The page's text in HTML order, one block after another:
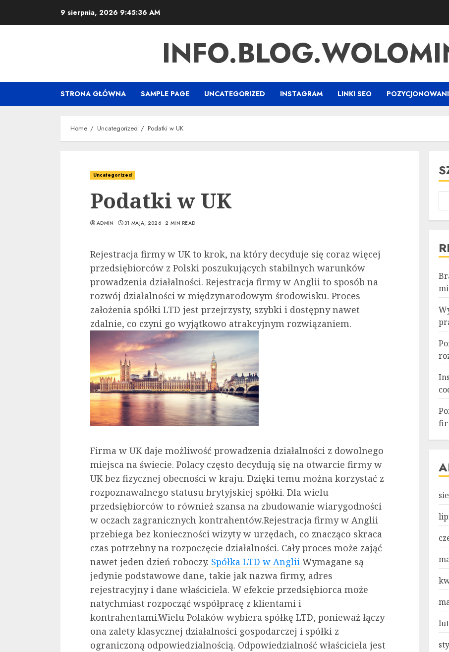
9 sierpnia, 2026 9:45:36 AM
STRONA GŁÓWNA SAMPLE PAGE UNCATEGORIZED INSTAGRAM LINKI SEO
Home Uncategorized Podatki w UK
Uncategorized
Podatki w UK
ADMIN 31 MAJA, 2026 2 MIN READ
Rejestracja firmy w UK to krok, na który decyduje się coraz więcej
przedsiębiorców z Polski poszukujących stabilnych warunków
prowadzenia działalności. Rejestracja firmy w Anglii to sposób na
rozwój działalności w międzynarodowym środowisku. Proces
założenia spółki LTD jest przejrzysty, szybki i dostępny nawet
zdalnie, co czyni go wyjątkowo atrakcyjnym rozwiązaniem.
Firma w UK daje możliwość prowadzenia działalności z dowolnego
miejsca na świecie. Polacy często decydują się na otwarcie firmy w
UK bez fizycznej obecności w kraju. Dzięki temu można korzystać z
rozpoznawalnego statusu brytyjskiej spółki. Dla wielu
przedsiębiorców to również szansa na zbudowanie wiarygodności
w oczach zagranicznych kontrahentów.Rejestracja firmy w Anglii
przebiega bez konieczności wizyty w urzędach, co znacząco skraca
czas potrzebny na rozpoczęcie działalności. Cały proces może zająć
nawet jeden dzień roboczy. Spółka LTD w Anglii Wymagane są
jedynie podstawowe dane, takie jak nazwa firmy, adres
rejestracyjny i dane właściciela. W efekcie przedsiębiorca może
natychmiast rozpocząć współpracę z klientami i
kontrahentami.Wielu Polaków wybiera spółkę LTD, ponieważ łączy
ona zalety klasycznej działalności gospodarczej i spółki z
ograniczoną odpowiedzialnością. Odpowiedzialność właściciela jest